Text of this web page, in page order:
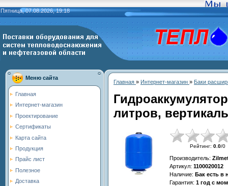
Пятница, 07.08.2026, 19:18
Меню сайта
Главная
Интернет-магазин
Проектирование
Сертификаты
Карта сайта
Продукция
Прайс лист
Полезное
Доставка
Главная » Интернет-магазин » Баки
литров,
Рейтинг: 0.0/0
Производитель:
Артикул: 1100020012
Наличие: Бак есть в
Гарантия: 1 год с